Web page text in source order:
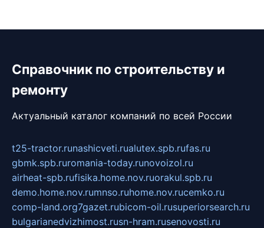
Справочник по строительству и
ремонту
Актуальный каталог компаний по всей России
t25-tractor.runashicveti.rualutex.spb.rufas.ru
gbmk.spb.ruromania-today.runovoizol.ru
airheat-spb.rufisika.home.nov.ruorakul.spb.ru
demo.home.nov.rumnso.ruhome.nov.rucemko.ru
comp-land.org7gazet.rubicom-oil.rusuperiorsearch.ru
bulgarianedvizhimost.rusn-hram.rusenovosti.ru